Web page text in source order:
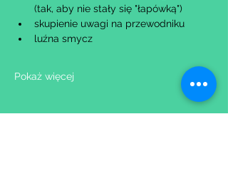
(tak, aby nie stały się "łapówką")
skupienie uwagi na przewodniku
luźna smycz
Pokaż więcej